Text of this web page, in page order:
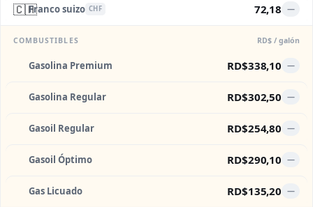
🇨🇭Franco suizo CHF 72,18 —
COMBUSTIBLES RD$ / galón
Gasolina Premium RD$338,10 —
Gasolina Regular RD$302,50 —
Gasoil Regular RD$254,80 —
Gasoil Óptimo RD$290,10 —
Gas Licuado RD$135,20 —